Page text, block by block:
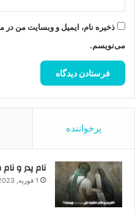
ذخیره نام، ایمیل و وبسایت من در
می‌نویسم.
پرخواننده
نام پدر و
1 فوریه, 2023